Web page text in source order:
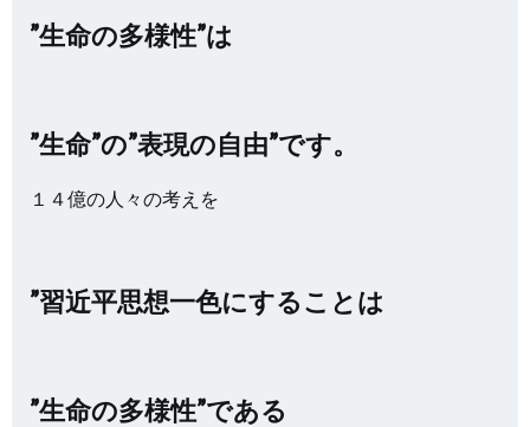
”生命の多様性”は
”生命”の”表現の自由”です。
１４億の人々の考えを
”習近平思想一色にすることは
”生命の多様性”である